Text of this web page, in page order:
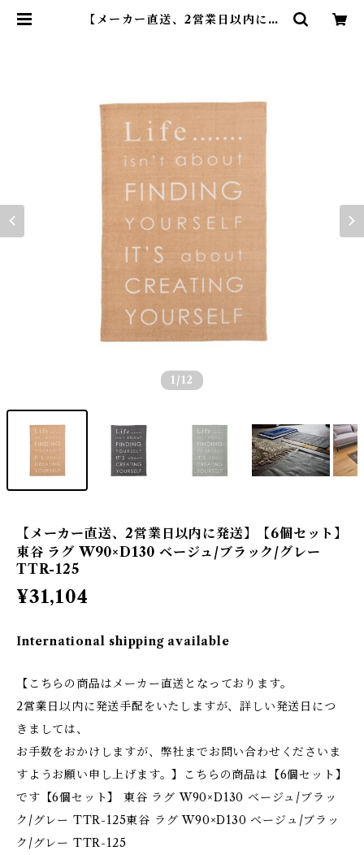
【メーカー直送、2営業日以内に発
1 /12
【メーカー直送、2営業日以内に発送】【6個セット】
東谷 ラグ W90×D130 ベージュ/ブラック/グレー
TTR-125
¥31,104
International shipping available
【こちらの商品はメーカー直送となっております。
2営業日以内に発送手配をいたしますが、詳しい発送日につ
きましては、
お手数をおかけしますが、弊社までお問い合わせくださいま
すようお願い申し上げます。】こちらの商品は【6個セット】
です【6個セット】 東谷 ラグ W90×D130 ベージュ/ブラッ
ク/グレー TTR-125東谷 ラグ W90×D130 ベージュ/ブラッ
ク/グレー TTR-125